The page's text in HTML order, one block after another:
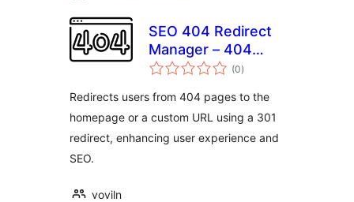
SEO 404 Redirect
Manager – 404
pages redirect to
(0एकूण
मूल्यांकन
)
Redirects users from 404 pages to the
homepage or a custom URL using a 301
redirect, enhancing user experience and
SEO.
voviln